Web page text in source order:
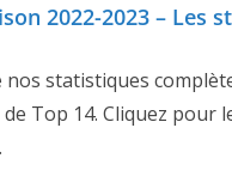
2022-2023 – Les
statistiques
Top 14. Cliquez pour